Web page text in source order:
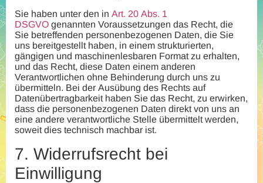
Sie haben unter den in Art. 20 Abs. 1
DSGVO genannten Voraussetzungen das Recht, die
Sie betreffenden personenbezogenen Daten, die Sie
uns bereitgestellt haben, in einem strukturierten,
gängigen und maschinenlesbaren Format zu erhalten,
und das Recht, diese Daten einem anderen
Verantwortlichen ohne Behinderung durch uns zu
übermitteln. Bei der Ausübung des Rechts auf
Datenübertragbarkeit haben Sie das Recht, zu erwirken,
dass die personenbezogenen Daten direkt von uns an
eine andere verantwortliche Stelle übermittelt werden,
soweit dies technisch machbar ist.
7. Widerrufsrecht bei
Einwilligung